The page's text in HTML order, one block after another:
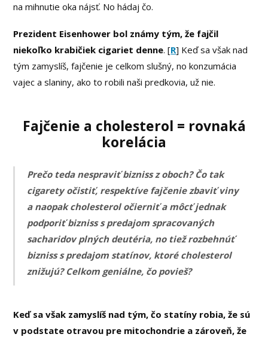
na mihnutie oka nájsť. No hádaj čo.
Prezident Eisenhower bol známy tým, že fajčil
niekoľko krabičiek cigariet denne. [R] Keď sa však nad
tým zamyslíš, fajčenie je celkom slušný, no konzumácia
vajec a slaniny, ako to robili naši predkovia, už nie.
Fajčenie a cholesterol = rovnaká
korelácia
Prečo teda nespraviť bizniss z oboch? Čo tak
cigarety očistiť, respektíve fajčenie zbaviť viny
a naopak cholesterol očierniť a môcť jednak
podporiť bizniss s predajom spracovaných
sacharidov plných deutéria, no tiež rozbehnúť
bizniss s predajom statínov, ktoré cholesterol
znižujú? Celkom geniálne, čo povieš?
Keď sa však zamyslíš nad tým, čo statíny robia, že sú
v podstate otravou pre mitochondrie a zároveň, že